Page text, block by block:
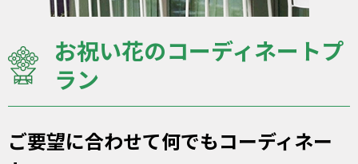
お祝い花のコーディネートプ
ラン
ご要望に合わせて何でもコーディネー